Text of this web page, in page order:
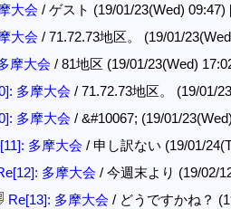
大会 / ゲスト (19/01/23(Wed) 09:47)
大会 / 71.72.73地区。 (19/01/
摩大会 / 81地区 (19/01/23(Wed)
多摩大会 / 71.72.73地区。 (19/01/
多摩大会 / &#10067; (19/01/
多摩大会 / 申し訳ない (19/01/
多摩大会 / 今週末より (19/02/
Re[13]: 多摩大会 / どうですかね？